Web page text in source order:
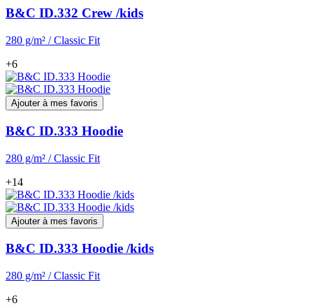
B&C ID.332 Crew /kids
280 g/m² / Classic Fit
+6
Ajouter à mes favoris
B&C ID.333 Hoodie
280 g/m² / Classic Fit
+14
Ajouter à mes favoris
B&C ID.333 Hoodie /kids
280 g/m² / Classic Fit
+6